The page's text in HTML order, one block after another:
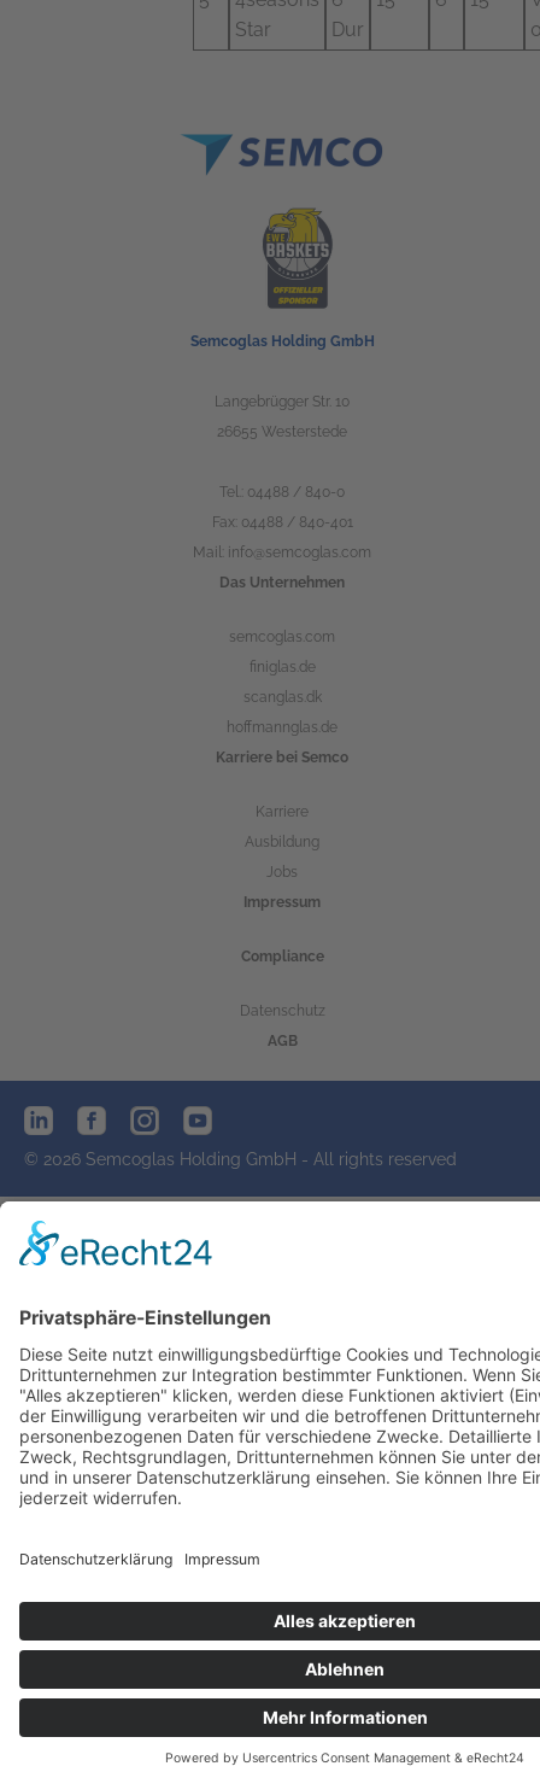
Star
Dur
Semcoglas Holding GmbH
Langebrügger Str. 10
26655 Westerstede
Tel.: 04488 / 840-0
Fax: 04488 / 840-401
Mail: info@semcoglas.com
Das Unternehmen
semcoglas.com
finiglas.de
scanglas.dk
hoffmannglas.de
Karriere bei Semco
Karriere
Ausbildung
Jobs
Impressum
Compliance
Datenschutz
AGB
© 2026 Semcoglas Holding GmbH - All rights reserved